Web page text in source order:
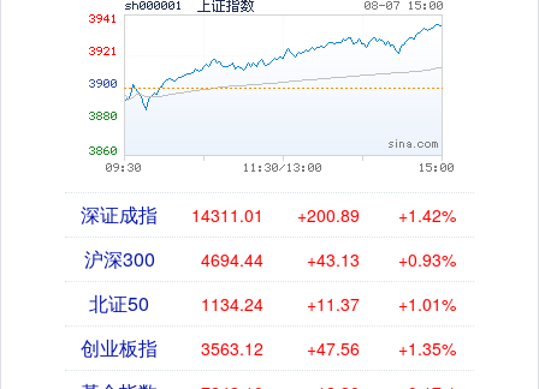
深证成指 14311.01 +200.89 +1.42%
沪深300 4694.44 +43.13 +0.93%
北证50 1134.24 +11.37 +1.01%
创业板指 3563.12 +47.56 +1.35%